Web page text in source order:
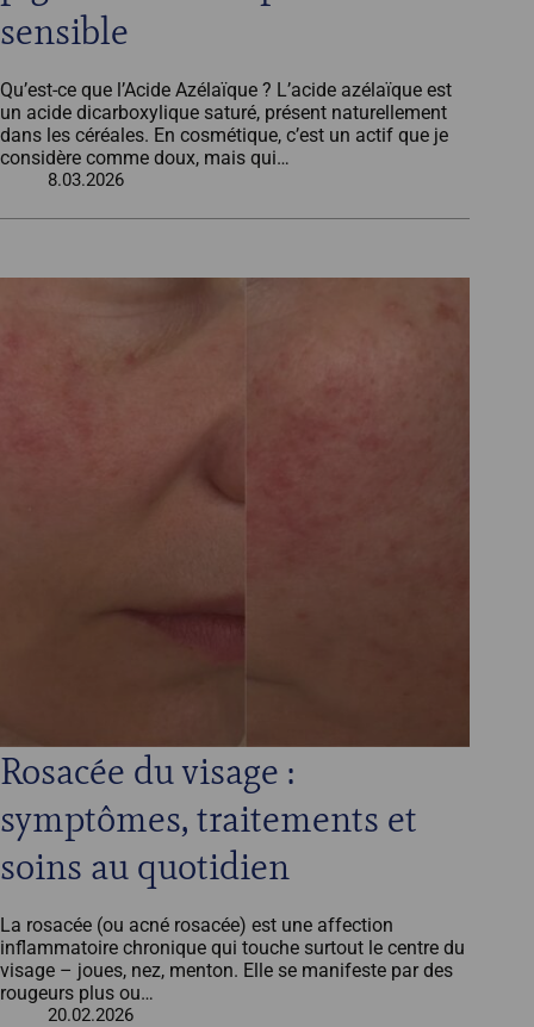
sensible
Qu’est-ce que l’Acide Azélaïque ? L’acide azélaïque est
un acide dicarboxylique saturé, présent naturellement
dans les céréales. En cosmétique, c’est un actif que je
considère comme doux, mais qui…
8.03.2026
Rosacée du visage :
symptômes, traitements et
soins au quotidien
La rosacée (ou acné rosacée) est une affection
inflammatoire chronique qui touche surtout le centre du
visage – joues, nez, menton. Elle se manifeste par des
rougeurs plus ou…
20.02.2026